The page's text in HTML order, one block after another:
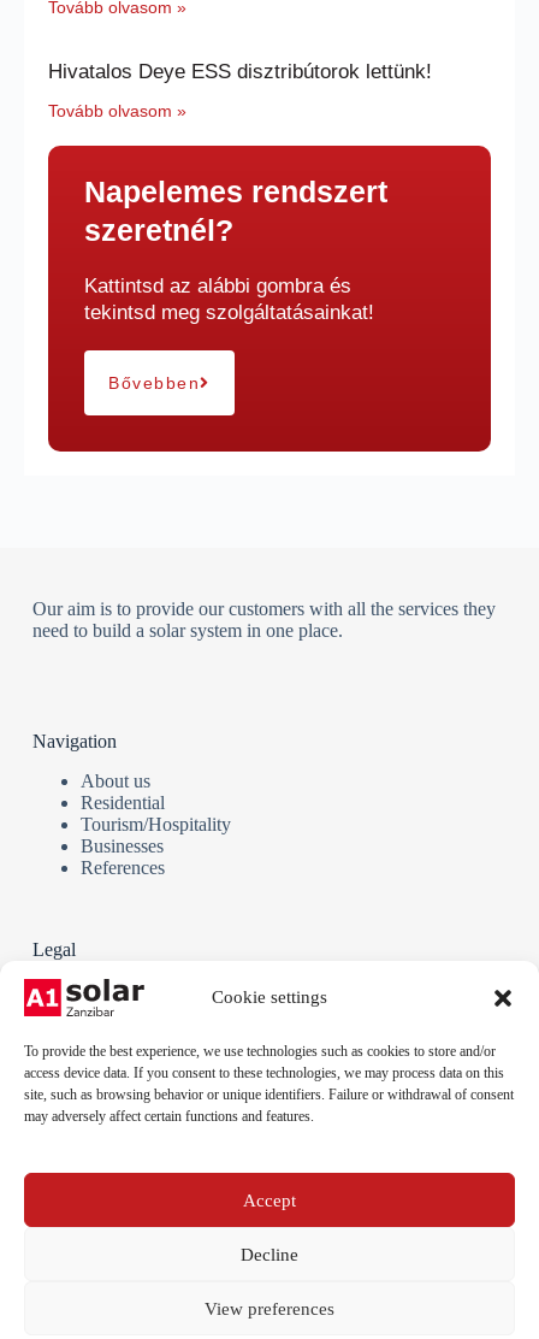
Cookie settings
To provide the best experience, we use technologies such as cookies to store and/or
access device data. If you consent to these technologies, we may process data on this
site, such as browsing behavior or unique identifiers. Failure or withdrawal of consent
may adversely affect certain functions and features.
Accept
Decline
View preferences
Tovább olvasom »
Hivatalos Deye ESS disztribútorok lettünk!
Tovább olvasom »
Napelemes rendszert
szeretnél?
Kattintsd az alábbi gombra és
tekintsd meg szolgáltatásainkat!
Bővebben
Our aim is to provide our customers with all the services they
need to build a solar system in one place.
Navigation
About us
Residential
Tourism/Hospitality
Businesses
References
Legal
Terms and Conditions
Privacy policy
Legal notice
info@a1solar.co.tz
Address:
Jambiani, Kibigija, Unguja, Tanzania